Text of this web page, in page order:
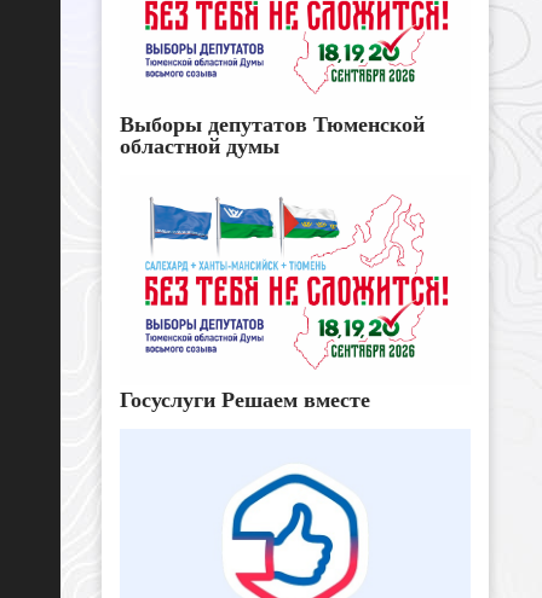
Выборы депутатов Тюменской
областной думы
Госуслуги Решаем вместе